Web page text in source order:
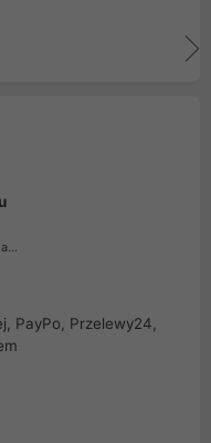
PayPo, Przelewy24,